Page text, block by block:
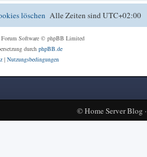
Alle Zeiten sindUTC+02:00
löschen
Software © phpBB Limited
durch phpBB.de
| Nutzungsbedingungen
©Home Server Blog